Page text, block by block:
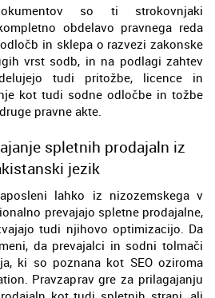
so ti strokovnjaki
obdelavo pravnega reda
in sklepa o razvezi zakonske
vrst sodb, in na podlagi zahtev
tudi pritožbe, licence in
kot tudi sodne odločbe in tožbe
pravne akte.
spletnih prodajaln iz
jezik
lahko iz nizozemskega v
prevajajo spletne prodajalne,
tudi njihovo optimizacijo. Da
da prevajalci in sodni tolmači
ki so poznana kot SEO oziroma
Pravzaprav gre za prilagajanju